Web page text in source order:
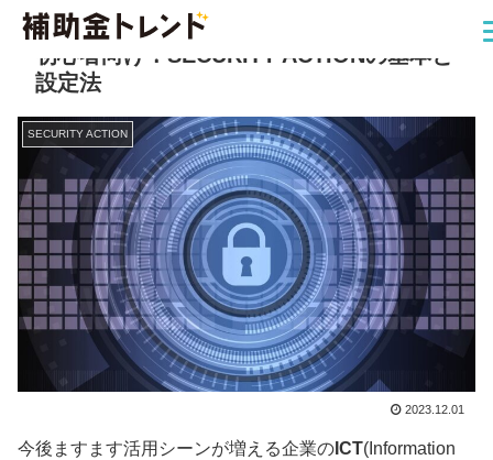
初心者向け！SECURITY ACTIONの基本と
設定法
SECURITY ACTION
2023.12.01
今後ますます活用シーンが増える企業の ICT(Information